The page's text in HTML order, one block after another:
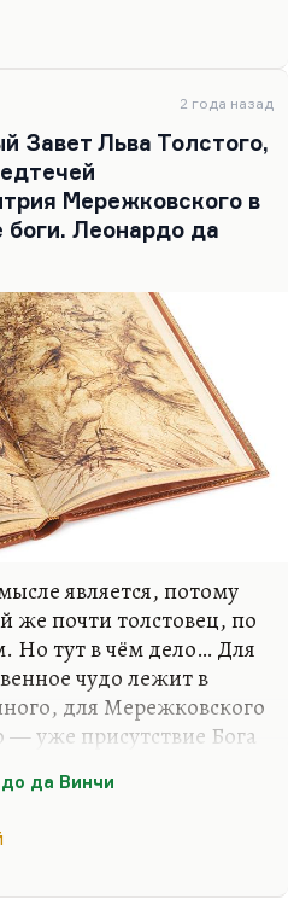
так любила
2 года назад
Завет Льва Толстого,
Мережковского в
Леонардо да
является, потому
же почти толстовец, по
Но тут в чём дело… Для
чудо лежит в
для Мережковского
— уже присутствие Бога
в последние
конечно,
Да, он
вера — это вопрос
да Винчи